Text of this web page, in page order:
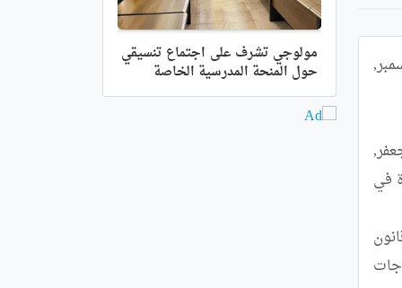
مولوجي تشرف على اجتماع تنسيقي
حول المنحة المدرسية الخاصة